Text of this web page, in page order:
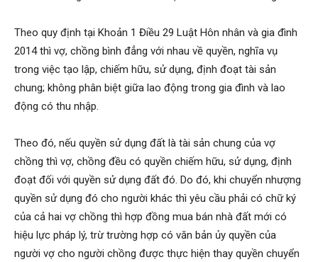
Theo quy định tại Khoản 1 Điều 29 Luật Hôn nhân và gia đình
2014 thì vợ, chồng bình đẳng với nhau về quyền, nghĩa vụ
trong việc tạo lập, chiếm hữu, sử dụng, định đoạt tài sản
chung; không phân biệt giữa lao động trong gia đình và lao
động có thu nhập.
Theo đó, nếu quyền sử dụng đất là tài sản chung của vợ
chồng thì vợ, chồng đều có quyền chiếm hữu, sử dụng, định
đoạt đối với quyền sử dụng đất đó. Do đó, khi chuyển nhượng
quyền sử dụng đó cho người khác thì yêu cầu phải có chữ ký
của cả hai vợ chồng thì hợp đồng mua bán nhà đất mới có
hiệu lực pháp lý, trừ trường hợp có văn bản ủy quyền của
người vợ cho người chồng được thực hiện thay quyền chuyển